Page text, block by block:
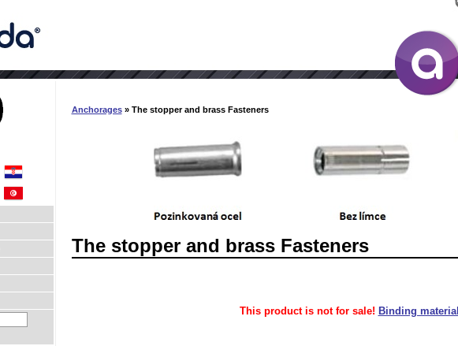
Anchorages» The stopper and brass Fasteners
The stopper and brass Fasteners
This product is not for sale! Binding material